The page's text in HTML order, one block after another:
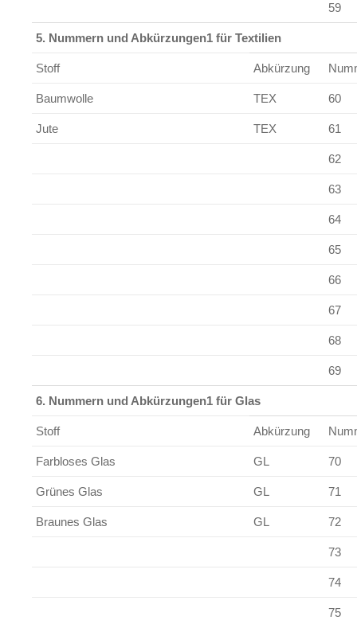
59
5. Nummern und Abkürzungen1 für Textilien
Stoff Abkürzung
Baumwolle TEX 60
Jute TEX 61
62
63
64
65
66
67
68
69
6. Nummern und Abkürzungen1 für Glas
Stoff Abkürzung
Farbloses Glas GL 70
Grünes Glas GL 71
Braunes Glas GL 72
73
74
75